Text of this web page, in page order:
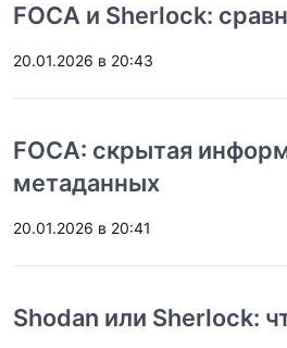
FOCA и Sherlock:
20.01.2026 в 20:43
FOCA: скрытая
метаданных
20.01.2026 в 20:41
Shodan или Sherlock: